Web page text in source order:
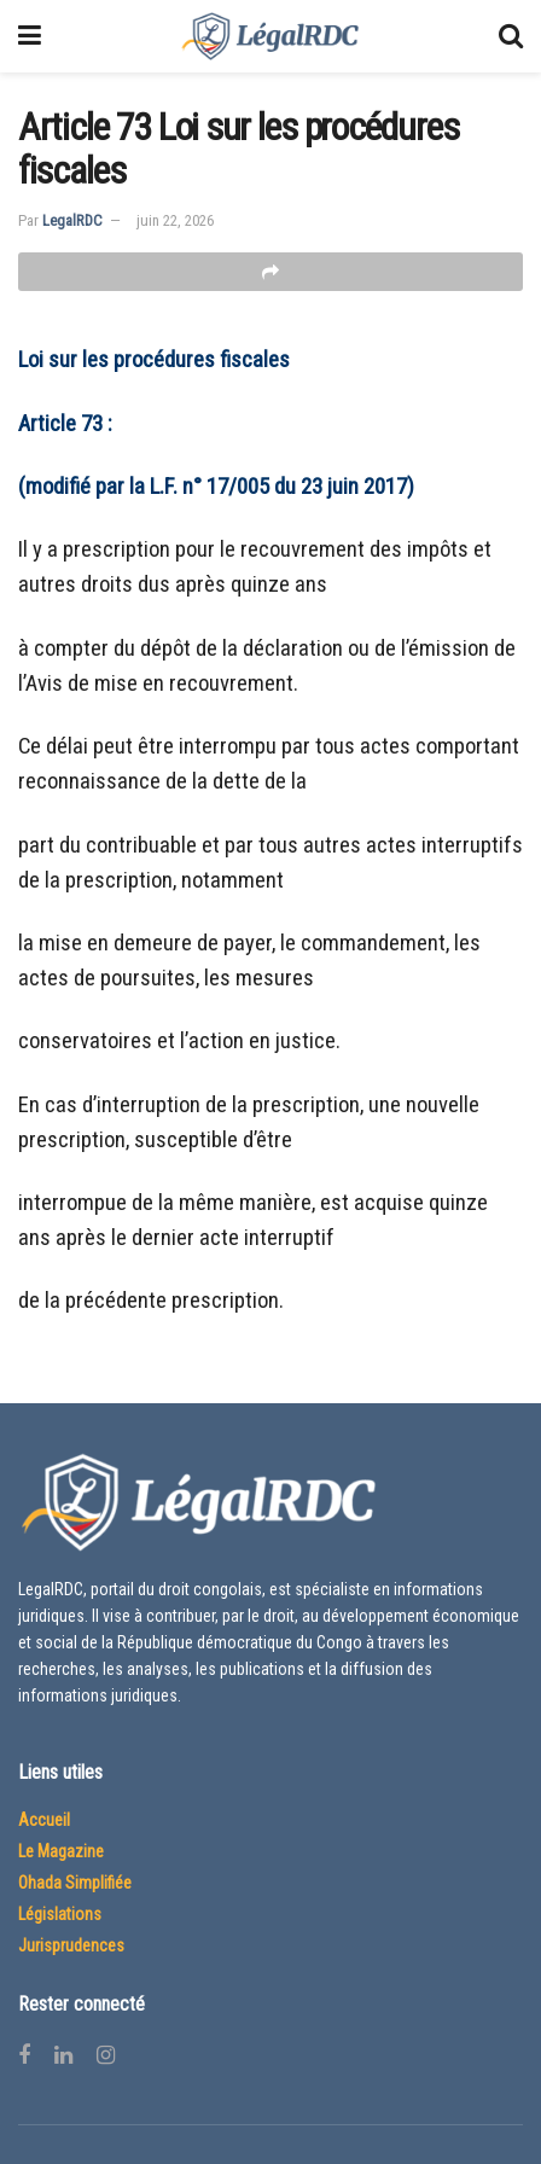
Article 73 Loi sur les procédures
fiscales
Par LegalRDC juin 22, 2026
Loi sur les procédures fiscales
Article 73 :
(modifié par la L.F. n° 17/005 du 23 juin 2017)
Il y a prescription pour le recouvrement des impôts et
autres droits dus après quinze ans
à compter du dépôt de la déclaration ou de l’émission de
l’Avis de mise en recouvrement.
Ce délai peut être interrompu par tous actes comportant
reconnaissance de la dette de la
part du contribuable et par tous autres actes interruptifs
de la prescription, notamment
la mise en demeure de payer, le commandement, les
actes de poursuites, les mesures
conservatoires et l’action en justice.
En cas d’interruption de la prescription, une nouvelle
prescription, susceptible d’être
interrompue de la même manière, est acquise quinze
ans après le dernier acte interruptif
de la précédente prescription.
LegalRDC, portail du droit congolais, est spécialiste en informations
juridiques. Il vise à contribuer, par le droit, au développement économique
et social de la République démocratique du Congo à travers les
recherches, les analyses, les publications et la diffusion des
informations juridiques.
Liens utiles
Accueil
Le Magazine
Ohada Simplifiée
Législations
Jurisprudences
Rester connecté